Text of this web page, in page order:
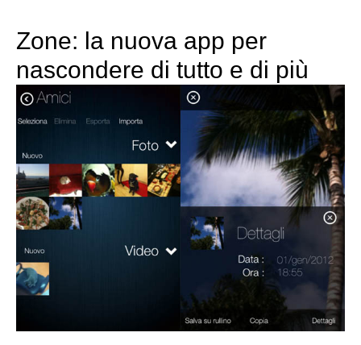
Zone: la nuova app per
nascondere di tutto e di più